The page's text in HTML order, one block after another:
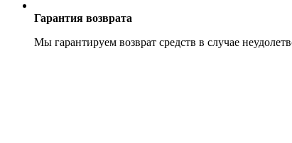
Гарантия возврата
Мы гарантируем возврат средств в случае